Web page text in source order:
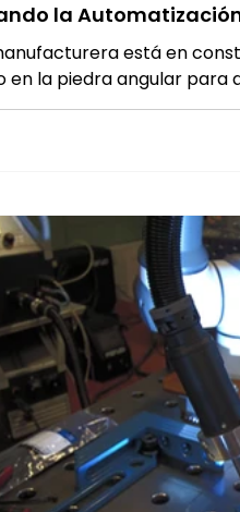
la
con Eje 7está en
en la piedra angular para